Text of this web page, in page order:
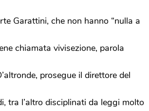
Garattini, che non hanno “nulla a
chiamata vivisezione, parola
prosegue il direttore del
tra l’altro disciplinati da leggi molto